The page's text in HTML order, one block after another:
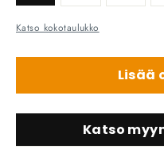
Katso kokotaulukko
Lisää
Katso